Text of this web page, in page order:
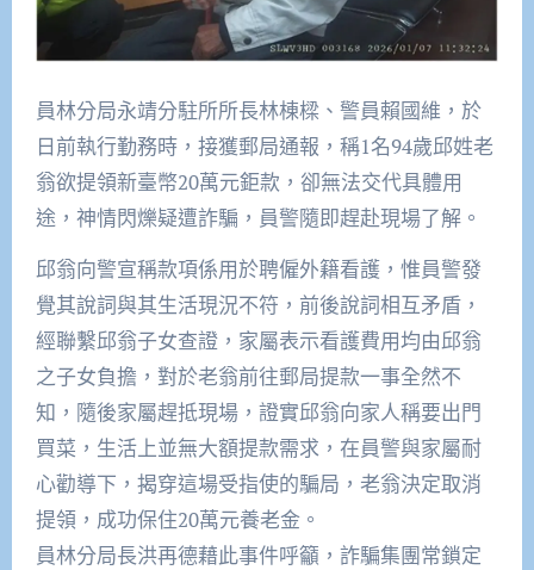
員林分局永靖分駐所所長林棟樑、警員賴國維，於
日前執行勤務時，接獲郵局通報，稱1名94歲邱姓老
翁欲提領新臺幣20萬元鉅款，卻無法交代具體用
途，神情閃爍疑遭詐騙，員警隨即趕赴現場了解。
邱翁向警宣稱款項係用於聘僱外籍看護，惟員警發
覺其說詞與其生活現況不符，前後說詞相互矛盾，
經聯繫邱翁子女查證，家屬表示看護費用均由邱翁
之子女負擔，對於老翁前往郵局提款一事全然不
知，隨後家屬趕抵現場，證實邱翁向家人稱要出門
買菜，生活上並無大額提款需求，在員警與家屬耐
心勸導下，揭穿這場受指使的騙局，老翁決定取消
提領，成功保住20萬元養老金。
員林分局長洪再德藉此事件呼籲，詐騙集團常鎖定